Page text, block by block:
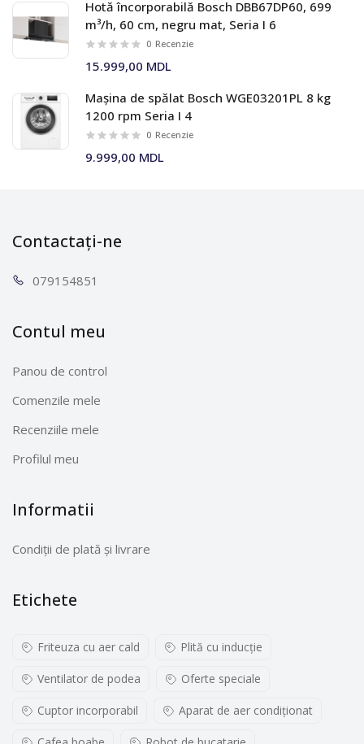
Hotă încorporabilă Bosch DBB67DP60, 699
m³/h, 60 cm, negru mat, Seria I 6
0 Recenzie
15.999,00 MDL
Mașina de spălat Bosch WGE03201PL 8 kg
1200 rpm Seria I 4
0 Recenzie
9.999,00 MDL
Contactați-ne
0791 54851
Contul meu
Panou de control
Comenzile mele
Recenziile mele
Profilul meu
Informatii
Condiții de plată și livrare
Etichete
Friteuza cu aer cald Plită cu inducţie
Ventilator de podea Oferte speciale
Cuptor incorporabil Aparat de aer condiționat